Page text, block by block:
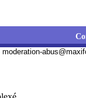
moderation-